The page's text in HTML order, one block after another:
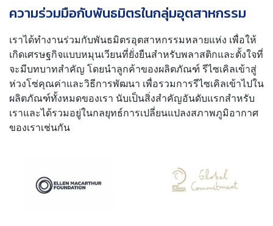
ความร่วมมือกับพันธมิตรในกลุ่มอุตสาหกรรม
เราได้ทำงานร่วมกับพันธมิตรอุตสาหกรรมหลายแห่ง เพื่อให้
เกิดเศรษฐกิจแบบหมุนเวียนที่ยั่งยืนสำหรับพลาสติกและตั้งใจที่
จะมีบทบาทสำคัญ โดยนำลูกค้าของผลิตภัณฑ์ รีไซเคิลเข้าสู่
ห่วงโซ่คุณค่าและวิธีการพัฒนา เพื่อรวมการรีไซเคิลเข้าไปใน
ผลิตภัณฑ์ทั้งหมดของเรา นับเป็นสิ่งสำคัญอันดับแรกสำหรับ
เราและได้รวมอยู่ในกลยุทธ์การเปลี่ยนแปลงสภาพภูมิอากาศ
ของเราเช่นกัน